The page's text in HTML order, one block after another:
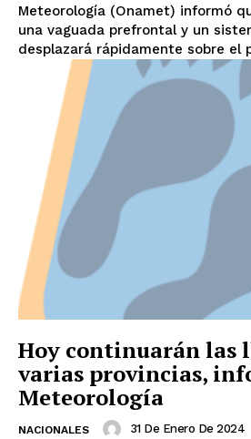
Meteorología (Onamet) informó
una vaguada prefrontal y un
desplazará rápidamente sobre el
Hoy continuarán las
varias provincias,
Meteorología
NACIONALES 31 De Enero De 2024